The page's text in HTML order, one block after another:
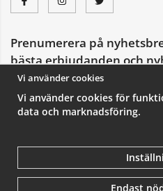
Prenumerera på
bästa erbjudanden och
E-
postadress
De uppgifter du matar in kommer endast
Vi använder cookies
Vi använder cookies för
data och marknadsföring.
Endast